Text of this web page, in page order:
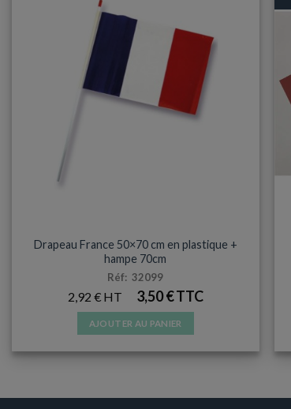
Drapeau France 50×70 cm en plastique +
hampe 70cm
Réf: 32099
2,92 € 3,50€
AJOUTER AU PANIER